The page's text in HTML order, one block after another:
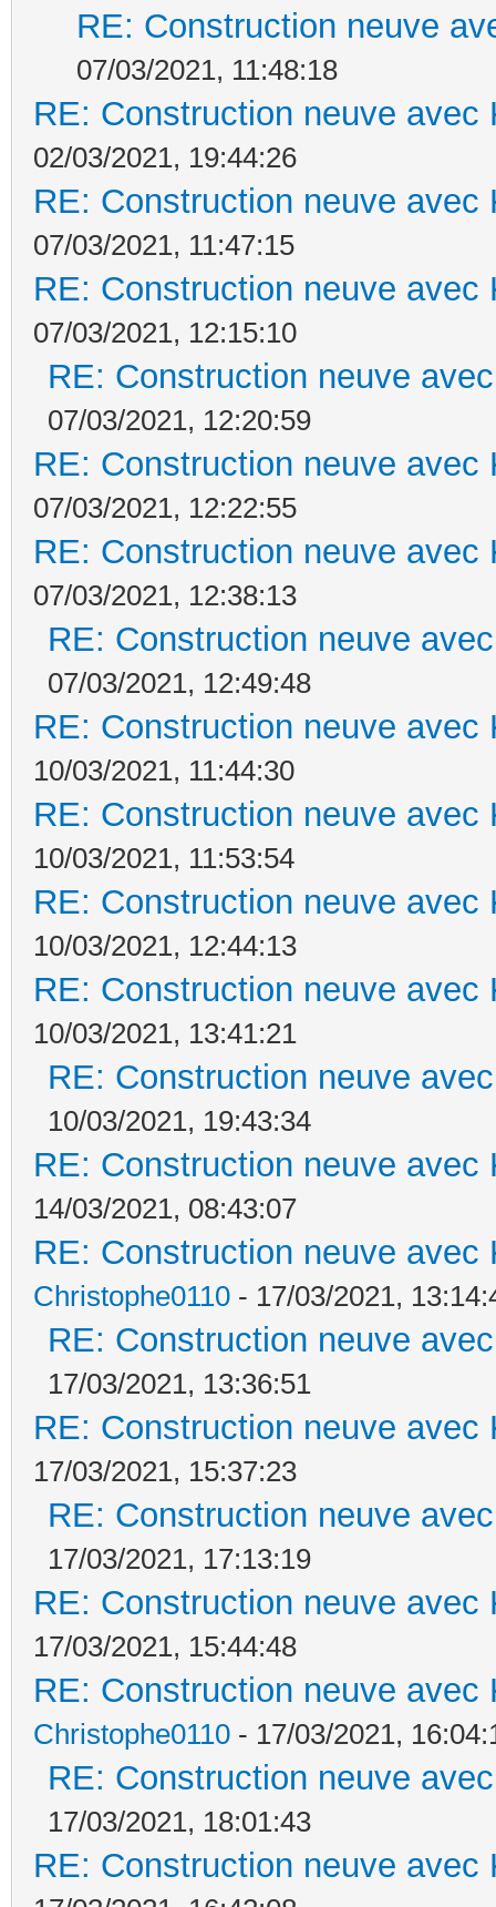
RE: Construction neuve
07/03/2021, 11:48:18
RE: Construction neuve avec
02/03/2021, 19:44:26
RE: Construction neuve avec
07/03/2021, 11:47:15
RE: Construction neuve avec
07/03/2021, 12:15:10
RE: Construction neuve
07/03/2021, 12:20:59
RE: Construction neuve avec
07/03/2021, 12:22:55
RE: Construction neuve avec
07/03/2021, 12:38:13
RE: Construction neuve
07/03/2021, 12:49:48
RE: Construction neuve avec
10/03/2021, 11:44:30
RE: Construction neuve avec
10/03/2021, 11:53:54
RE: Construction neuve avec
10/03/2021, 12:44:13
RE: Construction neuve avec
10/03/2021, 13:41:21
RE: Construction neuve
10/03/2021, 19:43:34
RE: Construction neuve avec
14/03/2021, 08:43:07
RE: Construction neuve avec
Christophe0110 - 17/03/2021,
RE: Construction neuve
17/03/2021, 13:36:51
RE: Construction neuve avec
17/03/2021, 15:37:23
RE: Construction neuve
17/03/2021, 17:13:19
RE: Construction neuve avec
17/03/2021, 15:44:48
RE: Construction neuve avec
Christophe0110 - 17/03/2021,
RE: Construction neuve
17/03/2021, 18:01:43
RE: Construction neuve avec